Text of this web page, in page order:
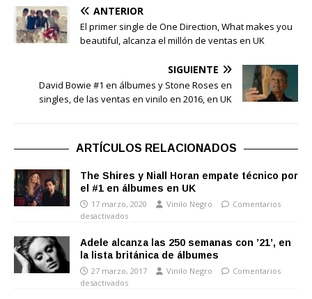
ANTERIOR
El primer single de One Direction, What makes you
beautiful, alcanza el millón de ventas en UK
SIGUIENTE
David Bowie #1 en álbumes y Stone Roses en
singles, de las ventas en vinilo en 2016, en UK
ARTÍCULOS RELACIONADOS
The Shires y Niall Horan empate técnico por
el #1 en álbumes en UK
17 marzo, 2020 Vinilo Negro
Comentarios
desactivados
Adele alcanza las 250 semanas con ’21’, en
la lista británica de álbumes
27 marzo, 2017 Vinilo Negro
Comentarios
desactivados